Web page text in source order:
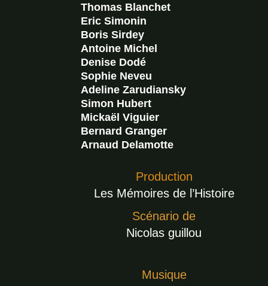
Thomas Blanchet
Eric Simonin
Boris Sirdey
Antoine Michel
Denise Dodé
Sophie Neveu
Adeline Zarudiansky
Simon Hubert
Mickaël Viguier
Bernard Granger
Arnaud Delamotte
Production
Les Mémoires de l’Histoire
Scénario de
Nicolas guillou
Musique